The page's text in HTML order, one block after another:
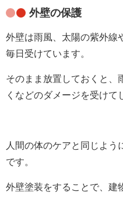
外壁の保護
外壁は雨風、太陽の紫外線
毎日受けています。
そのまま放置しておくと、
くなどのダメージを受けて
人間の体のケアと同じよう
です。
外壁塗装をすることで、建